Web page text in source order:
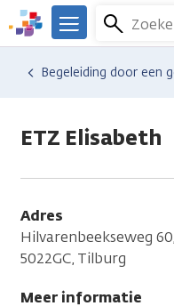
Overslaan
en
naar
We
er
Kanker.nl
Menu
Hulp en ondersteuning
Vind hulp bij kanker
Begeleiding door een
ETZ Elisabeth
Adres
Hilvarenbeekseweg 60,
5022GC, Tilburg
Meer informatie